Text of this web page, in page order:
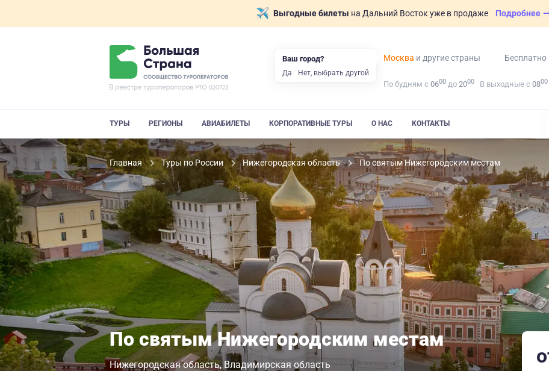
Выгодные билеты на Дальний Восток уже в продаже Подробнее
Москва и другие страны Бесплатно
По будням с 0600 до 2000 В выходные с 0800
ТУРЫ РЕГИОНЫ АВИАБИЛЕТЫ КОРПОРАТИВНЫЕ ТУРЫ О НАС КОНТАКТЫ
Главная Туры по России Нижегородская область По святым Нижегородским местам
По святым Нижегородским местам
Нижегородская область Владимирская область
Ваш город?
Да Нет, выбрать другой